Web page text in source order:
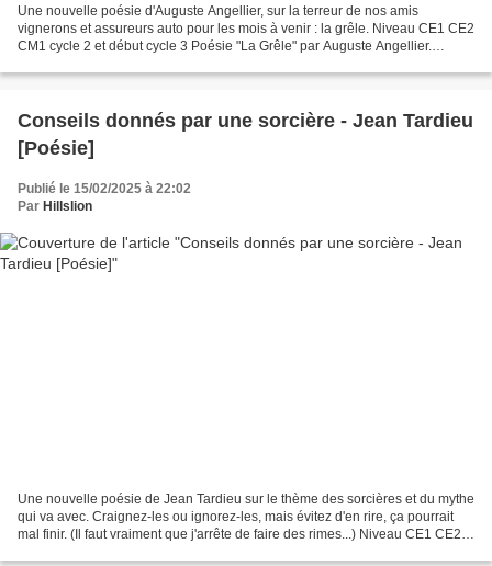
Une nouvelle poésie d'Auguste Angellier, sur la terreur de nos amis
vignerons et assureurs auto pour les mois à venir : la grêle. Niveau CE1 CE2
CM1 cycle 2 et début cycle 3 Poésie "La Grêle" par Auguste Angellier.
Conseils donnés par une sorcière - Jean Tardieu
[Poésie]
Publié le 15/02/2025 à 22:02
Par Hillslion
Une nouvelle poésie de Jean Tardieu sur le thème des sorcières et du mythe
qui va avec. Craignez-les ou ignorez-les, mais évitez d'en rire, ça pourrait
mal finir. (Il faut vraiment que j'arrête de faire des rimes...) Niveau CE1 CE2